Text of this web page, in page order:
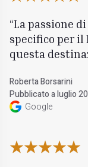
La passione
specifico per il
questa
Roberta Borsarini
Pubblicato a luglio
Google